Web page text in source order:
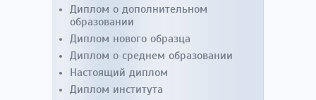
Диплом о дополнительном
образовании
Диплом нового образца
Диплом о среднем образовании
Настоящий диплом
Диплом института